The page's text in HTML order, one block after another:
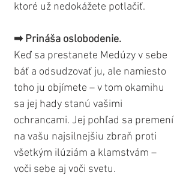
ktoré už nedokážete potlačiť.
➡ Prináša oslobodenie.
Keď sa prestanete Medúzy v sebe
báť a odsudzovať ju, ale namiesto
toho ju objímete – v tom okamihu
sa jej hady stanú vašimi
ochrancami. Jej pohľad sa premení
na vašu najsilnejšiu zbraň proti
všetkým ilúziám a klamstvám –
voči sebe aj voči svetu.